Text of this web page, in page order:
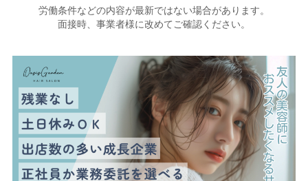
労働条件などの内容が最新ではない場合があります。
面接時、事業者様に改めてご確認ください。